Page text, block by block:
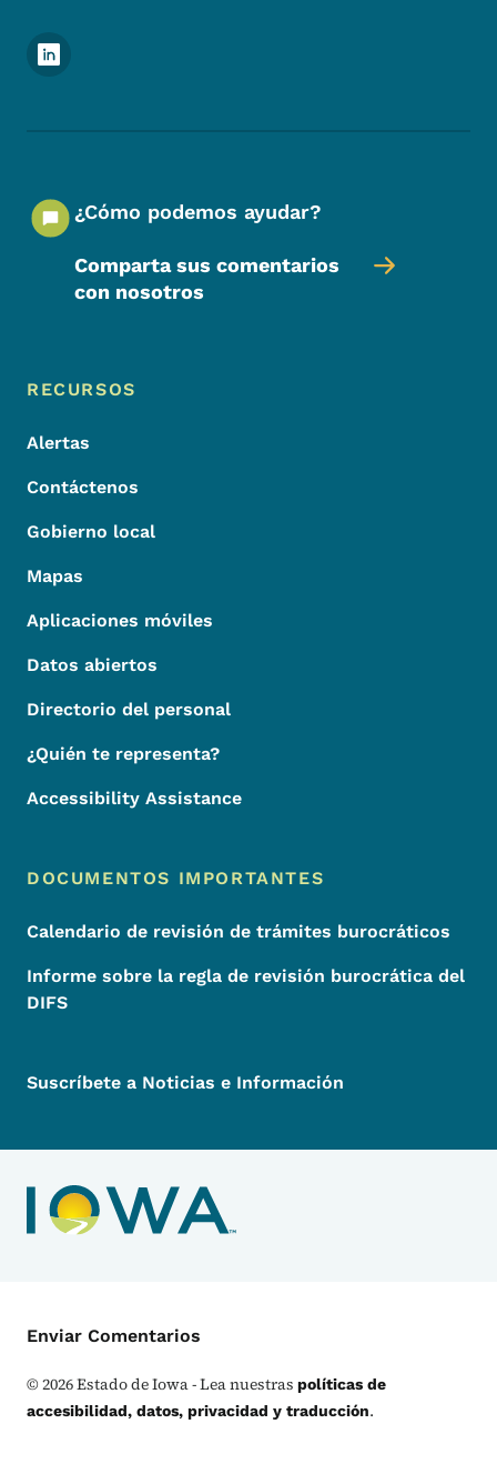
Menú de redes sociales del pie de página
¿Cómo podemos ayudar?
Comparta sus comentarios
con nosotros
Menú de pie de página
Footer
RECURSOS
Alertas
Contáctenos
Gobierno local
Mapas
Aplicaciones móviles
Datos abiertos
Directorio del personal
¿Quién te representa?
Accessibility Assistance
DOCUMENTOS IMPORTANTES
Calendario de revisión de trámites burocráticos
Informe sobre la regla de revisión burocrática del
DIFS
Suscríbete a Noticias e Información
Menú de Contacto
Enviar Comentarios
©2026Estado de Iowa - Lea nuestras políticas de
accesibilidad, datos, privacidad y traducción.